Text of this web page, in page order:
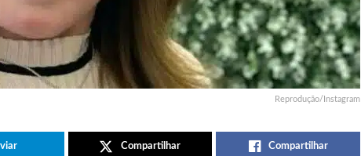
Reprodução/Instagram
Compartilhar Compartilhar